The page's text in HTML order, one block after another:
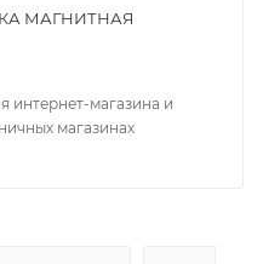
МАГНИТНАЯ
интернет-магазина и
магазинах